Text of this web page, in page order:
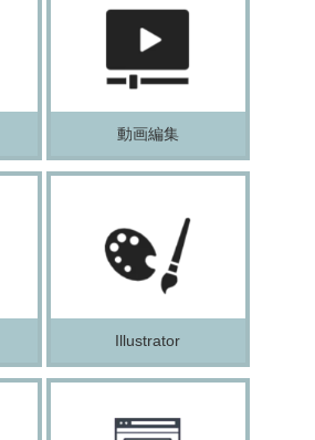
動画編集
Illustrator